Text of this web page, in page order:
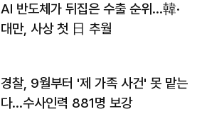
AI 반도체가 뒤집은 수출 순위…韓·
대만, 사상 첫 日 추월
경찰, 9월부터 '제 가족 사건' 못 맡는
다…수사인력 881명 보강